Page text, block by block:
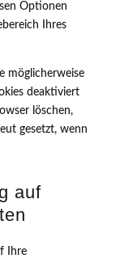
Optionen
Ihres
möglicherweise
deaktiviert
löschen,
gesetzt, wenn
auf
Ihre